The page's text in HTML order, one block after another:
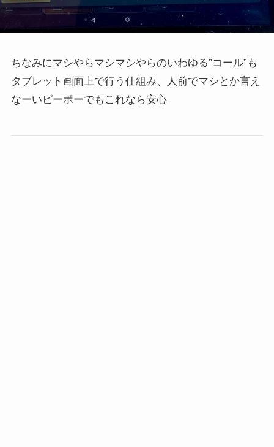
ちなみにマシやらマシマシやらのいわゆる”コール”も
タブレット画面上で行う仕組み、人前でマシとか言え
なーいピーポーでもこれなら安心